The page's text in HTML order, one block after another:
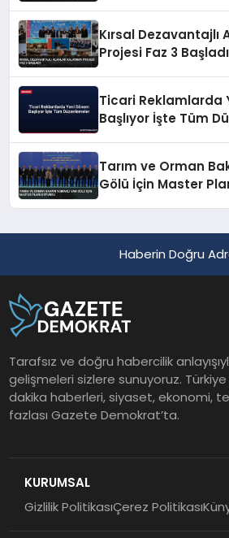
Kırsal Dezavantajlı
Projesi Faz 3 Başladı
Ticari Reklamlarda
Başlıyor İşte Tüm
Tarım ve Orman
Gölü İçin Master
Haberin Doğru
Tarafsız ve doğru habercilik
gelişmeleri sizlere sunuyoruz.
dakika haberleri, siyaset, ekonomi,
fazlası Gazete Demokrat’ta.
KURUMSAL
Gizlilik PolitikasıÇerez Politikası